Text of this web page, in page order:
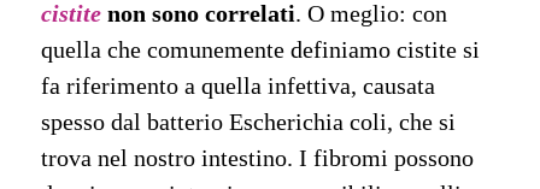
cistite non sono correlati. O meglio: con
quella che comunemente definiamo cistite si
fa riferimento a quella infettiva, causata
spesso dal batterio Escherichia coli, che si
trova nel nostro intestino. I fibromi possono